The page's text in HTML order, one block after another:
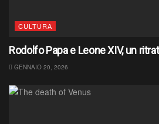
CULTURA
Rodolfo Papa e Leone XIV, un
GENNAIO 20, 2026